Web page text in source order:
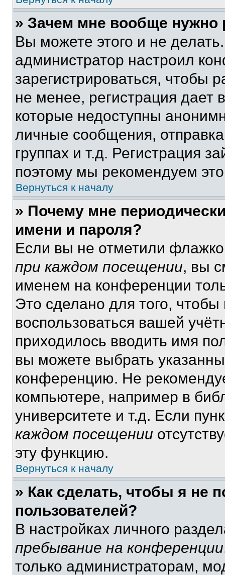
» Зачем мне вообще нужно
Вы можете этого и не
администратор настроил
зарегистрироваться, чтобы
не менее, регистрация
которые недоступны
личные сообщения,
группах и т.д. Регистрация
поэтому мы рекомендуем
Вернуться к началу
» Почему мне
имени и пароля?
Если вы не отметили
при каждом посещении, вы
именем на конференции
Это сделано для того, чтобы
воспользоваться вашей
приходилось вводить имя
вы можете выбрать
конференцию. Не
компьютере, например в
университете и т.д. Если
каждом посещении
эту функцию.
Вернуться к началу
» Как сделать, чтобы я не
пользователей?
В настройках личного
пребывание на конференции
только администраторам,